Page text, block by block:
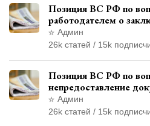
Позиция ВС РФ по
работодателем о
договора с бывшим
служащим
Админ
26k статей / 15k
Позиция ВС РФ по
непредоставление
контроля и надзора
Админ
26k статей / 15k